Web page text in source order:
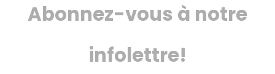
Abonnez-vous à notre
infolettre!